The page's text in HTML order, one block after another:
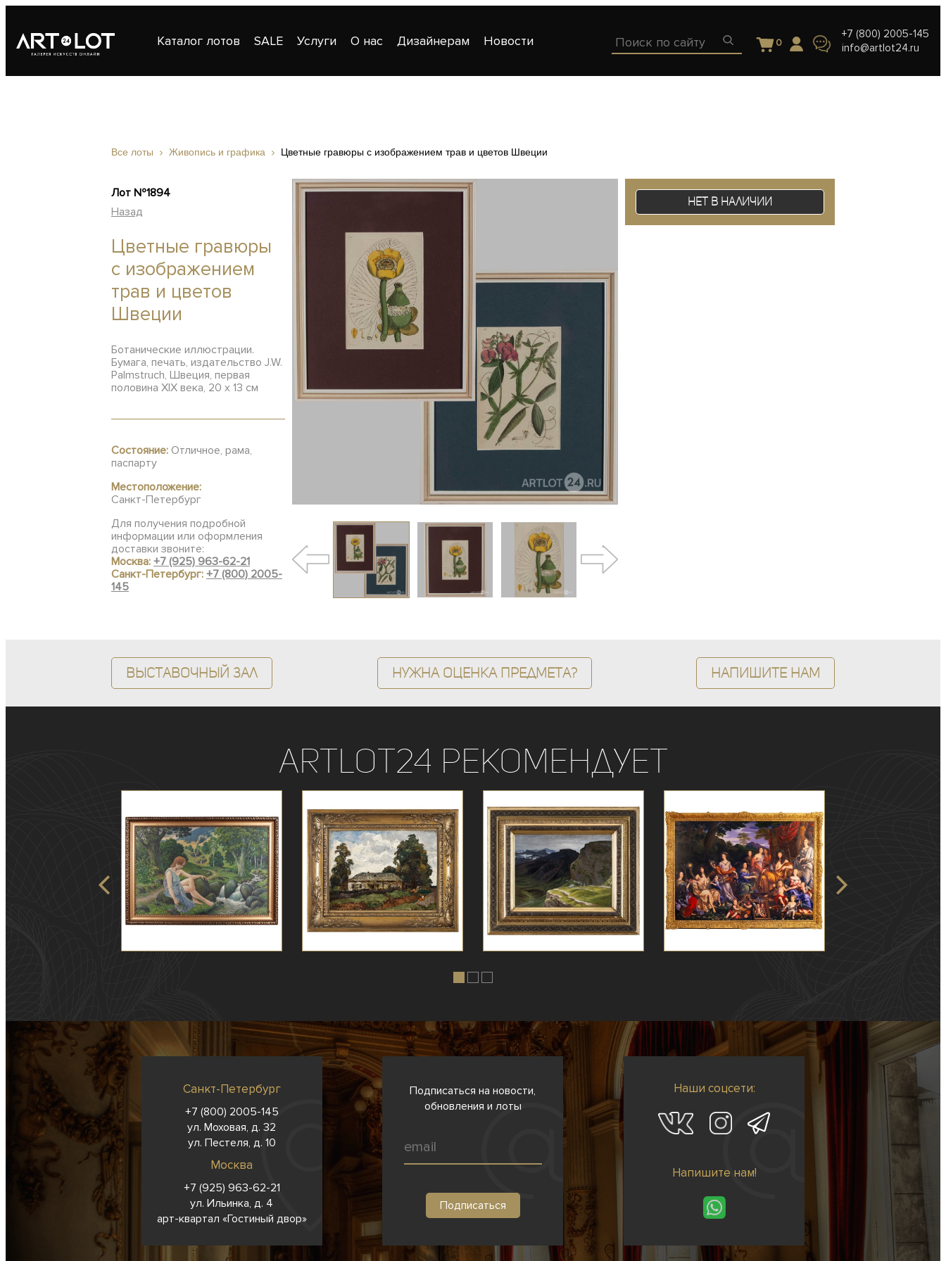
Каталог лотов SALE Услуги О нас Дизайнерам Новости 0
+7 (800) 2005-145
info@artlot24.ru
Все лоты Живопись и графика Цветные гравюры с изображением трав и цветов Швеции
Лот №1894
Назад
Цветные гравюры
с изображением
трав и цветов
Швеции
Ботанические иллюстрации.
Бумага, печать, издательство J.W.
Palmstruch, Швеция, первая
половина XIX века, 20 х 13 см
Состояние: Отличное, рама,
паспарту
Местоположение:
Санкт-Петербург
Для получения подробной
информации или оформления
доставки звоните:
Москва: +7 (925) 963-62-21
Санкт-Петербург: +7 (800) 2005-
145
Нет в наличии
Выставочный зал Нужна оценка предмета? Напишите нам
ArtLot24 рекомендует
Санкт-Петербург
+7 (800) 2005-145
ул. Моховая, д. 32
ул. Пестеля, д. 10
Москва
+7 (925) 963-62-21
ул. Ильинка, д. 4
арт-квартал «Гостиный двор»
Подписаться на новости,
обновления и лоты
Наши соцсети:
Напишите нам!